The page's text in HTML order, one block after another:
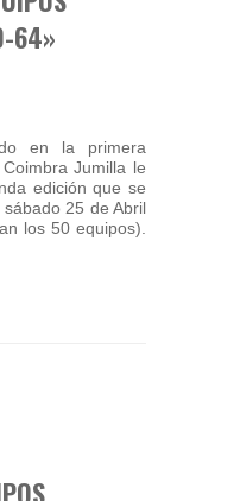
64»
en la primera
Jumilla le
edición que se
25 de Abril
los 50 equipos).